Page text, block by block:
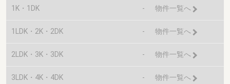
1K・1DK - 物件一覧へ
1LDK・2K・2DK - 物件一覧へ
2LDK・3K・3DK - 物件一覧へ
3LDK・4K・4DK - 物件一覧へ